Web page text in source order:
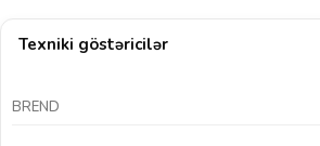
Texniki göstəricilər
BREND